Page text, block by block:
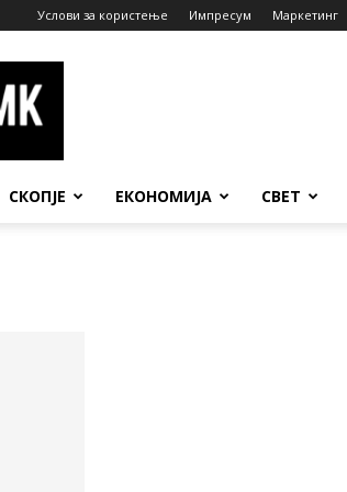
Услови за користење Импресум Маркетинг
СКОПЈЕ ЕКОНОМИЈА СВЕТ